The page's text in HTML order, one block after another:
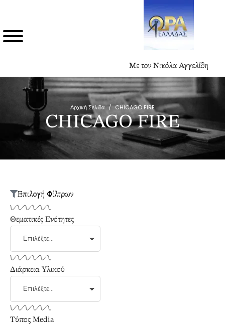
Με τον Νικόλα Αγγελίδη
Αρχική Σελίδα / CHICAGO FIRE
CHICAGO FIRE
Επιλογή Φίλτρων
Θεματικές Ενότητες
Διάρκεια Υλικού
Τύπος Media